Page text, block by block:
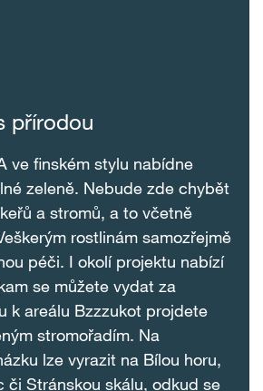
přírodou
ve finském stylu nabídne
zeleně. Nebude zde chybět
a stromů, a to včetně
rostlinám samozřejmě
péči. I okolí projektu nabízí
se můžete vydat za
k areálu Bzzzukot projdete
stromořadím. Na
lze vyrazit na Bílou horu,
či Stránskou skálu, odkud se